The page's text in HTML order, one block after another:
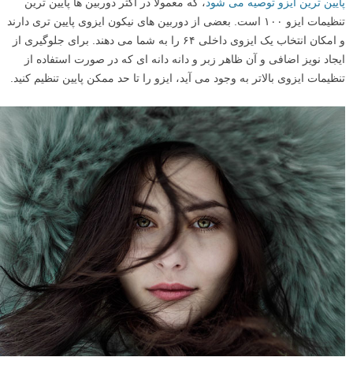
تنظیمات ایزو ۱۰۰ است. بعضی از دوربین های نیکون ایزوی پایین تری دارند
و امکان انتخاب یک ایزوی داخلی ۶۴ را به شما می دهند. برای جلوگیری از
ایجاد نویز اضافی و آن ظاهر زبر و دانه دانه ای که در صورت استفاده از
تنظیمات ایزوی بالاتر به وجود می آید، ایزو را تا حد ممکن پایین تنظیم کنید.